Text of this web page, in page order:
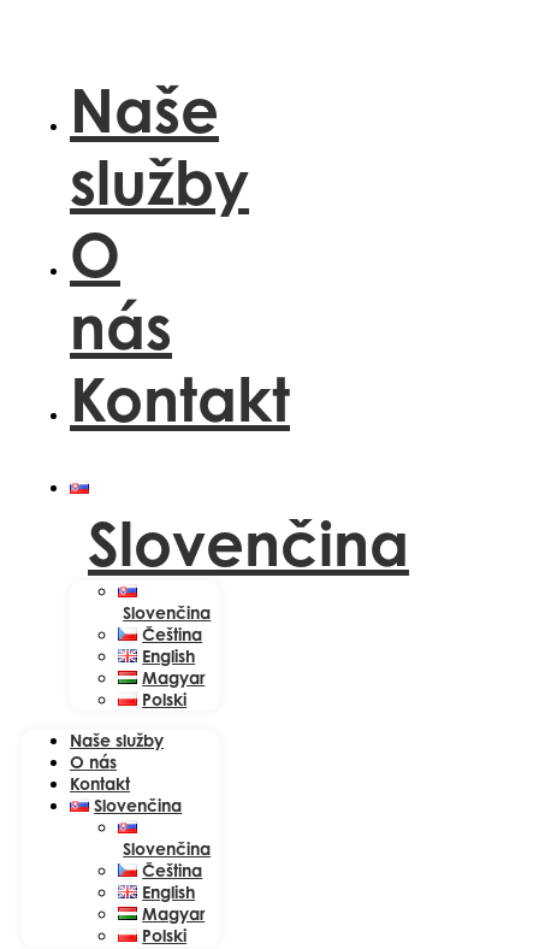
Naše
služby
O
nás
Kontakt
Slovenčina
Slovenčina
Čeština
English
Magyar
Polski
Naše služby
O nás
Kontakt
Slovenčina
Slovenčina
Čeština
English
Magyar
Polski